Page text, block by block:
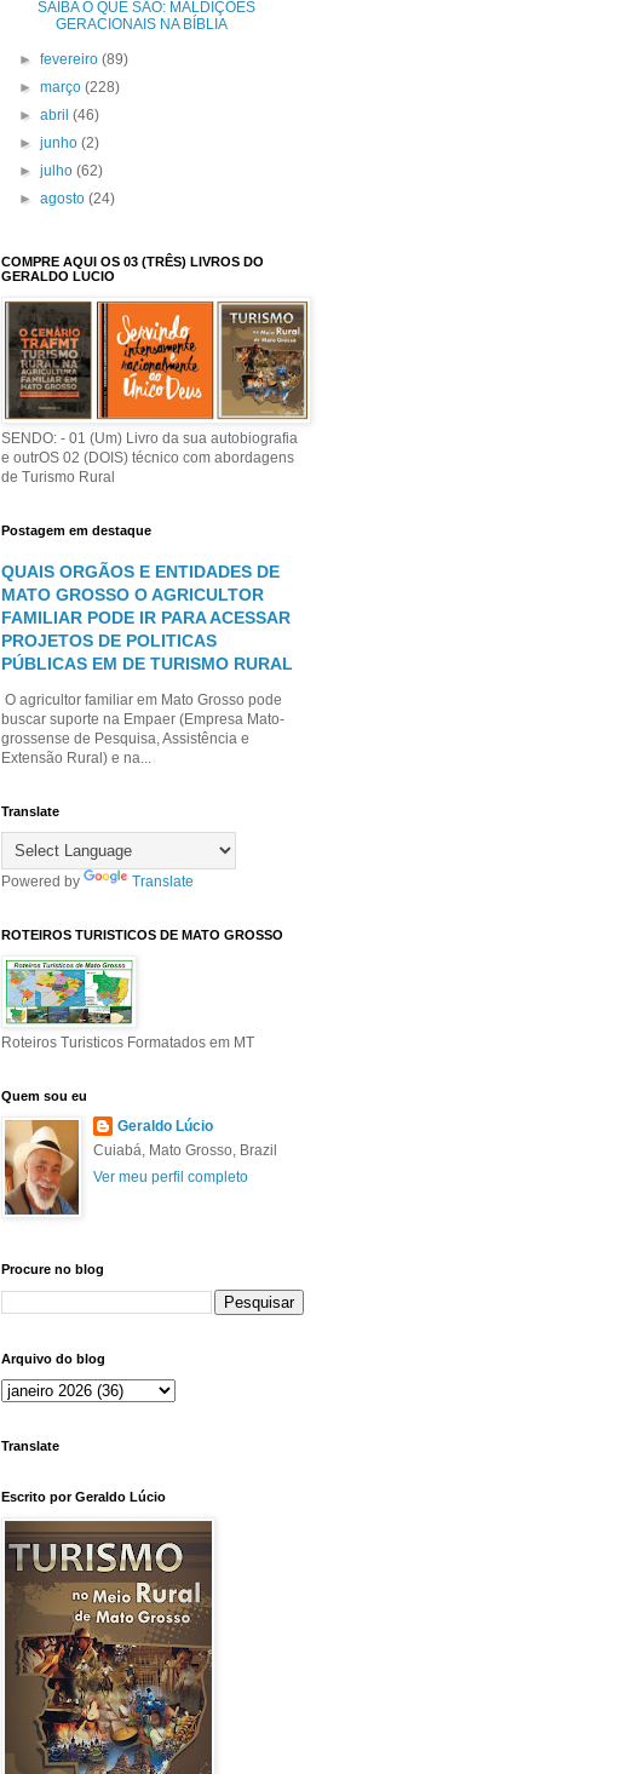
SAIBA O QUE SÃO: MALDIÇÕES
GERACIONAIS NA BÍBLIA
►fevereiro(89)
►março(228)
►abril(46)
►junho(2)
►julho(62)
►agosto(24)
COMPRE AQUI OS 03 (TRÊS) LIVROS DO
GERALDO LUCIO
SENDO: - 01 (Um) Livro da sua autobiografia
e outrOS 02 (DOIS) técnico com abordagens
de Turismo Rural
Postagem em destaque
QUAIS ORGÃOS E ENTIDADES DE
MATO GROSSO O AGRICULTOR
FAMILIAR PODE IR PARA ACESSAR
PROJETOS DE POLITICAS
PÚBLICAS EM DE TURISMO RURAL
O agricultor familiar em Mato Grosso pode
buscar suporte na Empaer (Empresa Mato-
grossense de Pesquisa, Assistência e
Extensão Rural) e na...
Translate
Powered by Translate
ROTEIROS TURISTICOS DE MATO GROSSO
Roteiros Turisticos Formatados em MT
Quem sou eu
Geraldo Lúcio
Cuiabá, Mato Grosso, Brazil
Ver meu perfil completo
Procure no blog
Arquivo do blog
Translate
Escrito por Geraldo Lúcio